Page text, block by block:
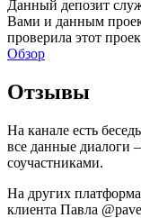
Данный депозит
Вами и данным
проверила этот
Обзор
Отзывы
На канале есть
все данные диалоги
соучастниками.
На других
клиента Павла